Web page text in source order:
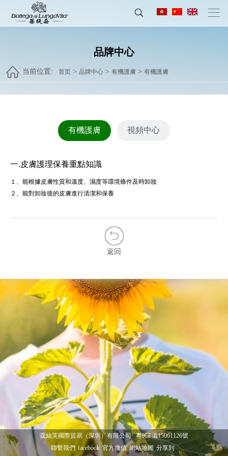
品牌中心
当前位置: 首页 >品牌中心 >有機護膚 >有機護膚
有機護膚 視頻中心
一.皮膚護理保養重點知識
１、能根據皮膚性質和溫度、濕度等環境條件及時卸妝
２、能對卸妝後的皮膚進行清潔和保養
返回
蔻絲芙國際貿易（深圳）有限公司粵ICP備15061126號
聯繫我們 facebook 官方微信 網站地圖 分享到